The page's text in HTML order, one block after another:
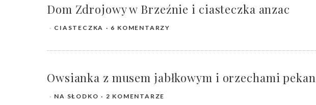
Dom Zdrojowy w Brzeźnie i ciasteczka anzac
CIASTECZKA 6 KOMENTARZY
Owsianka z musem jabłkowym i orzechami pekan
NA SŁODKO 2 KOMENTARZE